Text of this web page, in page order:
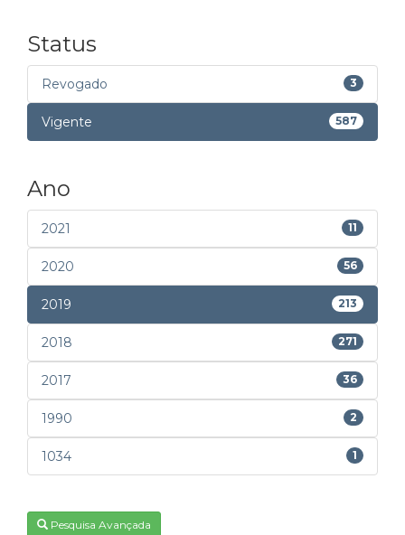
Status
Revogado 3
Vigente 587
Ano
2021 11
2020 56
2019 213
2018 271
2017 36
1990 2
1034 1
Pesquisa Avançada